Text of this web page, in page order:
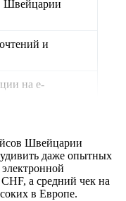
Швейцарии
и
на e-
транзакций
Швейцарии
даже опытных
а средний чек на
в Европе.